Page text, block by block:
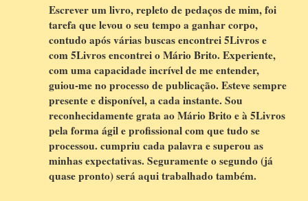
Escrever um livro, repleto de pedaços de mim, foi
tarefa que levou o seu tempo a ganhar corpo,
contudo após várias buscas encontrei 5Livros e
com 5Livros encontrei o Mário Brito. Experiente,
com uma capacidade incrível de me entender,
guiou-me no processo de publicação. Esteve sempre
presente e disponível, a cada instante. Sou
reconhecidamente grata ao Mário Brito e à 5Livros
pela forma ágil e profissional com que tudo se
processou. cumpriu cada palavra e superou as
minhas expectativas. Seguramente o segundo (já
quase pronto) será aqui trabalhado também.